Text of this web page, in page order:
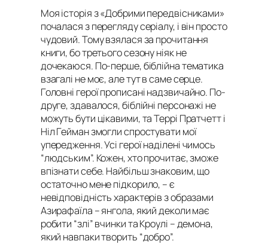
Моя історія з «Добрими передвісниками»
почалася з перегляду серіалу, і він просто
чудовий. Тому взялася за прочитання
книги, бо третього сезону ніяк не
дочекаюся. По-перше, біблійна тематика
взагалі не моє, але тут в саме серце.
Головні герої прописані надзвичайно. По-
друге, здавалося, біблійні персонажі не
можуть бути цікавими, та Террі Пратчетт і
Ніл Гейман змогли спростувати мої
упередження. Усі герої наділені чимось
“людським”. Кожен, хто прочитає, зможе
впізнати себе. Найбільш знаковим, що
остаточно мене підкорило, – є
невідповідність характерів з образами
Азирафаїла – янгола, який деколи має
робити “злі” вчинки та Кроулі – демона,
який навпаки творить “добро”.